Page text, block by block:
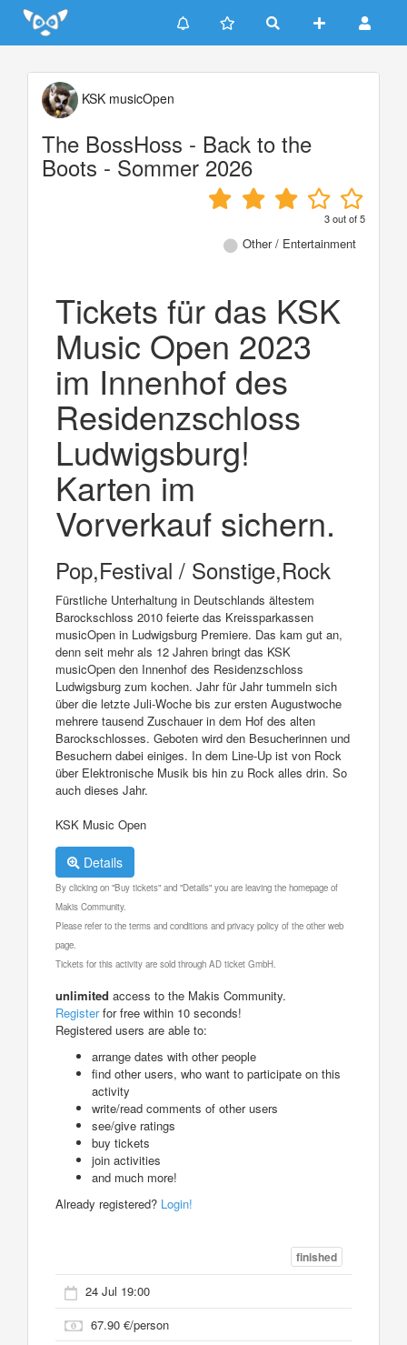
Update cookies preferences
KSK musicOpen
The BossHoss - Back to the
Boots - Sommer 2026
3out of5
Other / Entertainment
Tickets für das KSK
Music Open 2023
im Innenhof des
Residenzschloss
Ludwigsburg!
Karten im
Vorverkauf sichern.
Pop,Festival / Sonstige,Rock
Fürstliche Unterhaltung in Deutschlands ältestem
Barockschloss 2010 feierte das Kreissparkassen
musicOpen in Ludwigsburg Premiere. Das kam gut an,
denn seit mehr als 12 Jahren bringt das KSK
musicOpen den Innenhof des Residenzschloss
Ludwigsburg zum kochen. Jahr für Jahr tummeln sich
über die letzte Juli-Woche bis zur ersten Augustwoche
mehrere tausend Zuschauer in dem Hof des alten
Barockschlosses. Geboten wird den Besucherinnen und
Besuchern dabei einiges. In dem Line-Up ist von Rock
über Elektronische Musik bis hin zu Rock alles drin. So
auch dieses Jahr.
KSK Music Open
Details
By clicking on "Buy tickets" and "Details" you are leaving the homepage of
Makis Community.
Please refer to the terms and conditions and privacy policy of the other web
page.
Tickets for this activity are sold through AD ticket GmbH.
unlimited access to the Makis Community.
Registerfor free within 10 seconds!
Registered users are able to:
arrange dates with other people
find other users, who want to participate on this
activity
write/read comments of other users
see/give ratings
buy tickets
join activities
and much more!
Already registered? Login!
finished
24 Jul 19:00
67.90 €/person